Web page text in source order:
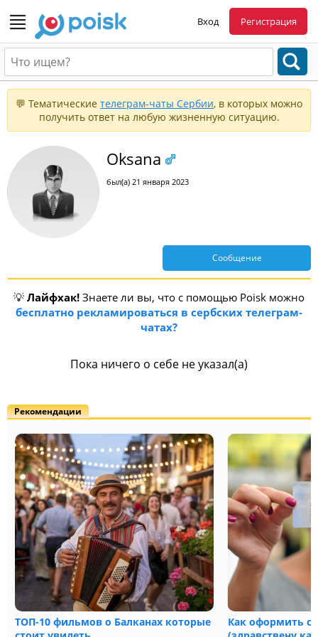
Вход Регистрация
💬 Тематические телеграм-чаты Сербии, в которых можно
получить ответ на любую жизненную ситуацию.
Oksana
был(а) 21 января 2023
Сообщение
💡 Лайфхак! Знаете ли вы, что с помощью Poisk можно
бесплатно рекламироваться в сербских телеграм-
чатах?
Пока ничего о себе не указал(а)
Рекомендации
ТОП-10 фильмов о Балканах которые
Как оформить